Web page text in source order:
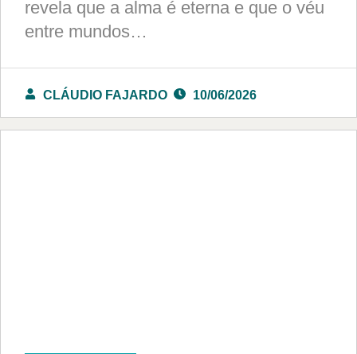
revela que a alma é eterna e que o véu
entre mundos…
CLÁUDIO FAJARDO 10/06/2026